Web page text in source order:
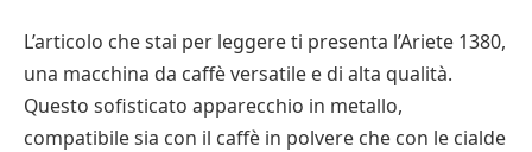
L’articolo che stai per leggere ti presenta l’Ariete 1380,
una macchina da caffè versatile e di alta qualità.
Questo sofisticato apparecchio in metallo,
compatibile sia con il caffè in polvere che con le cialde